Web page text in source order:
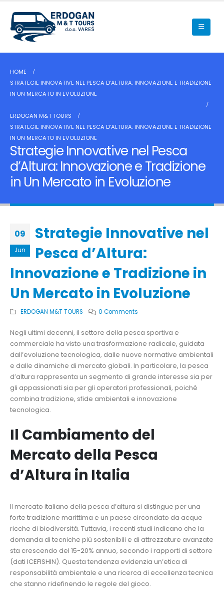
HOME
STRATEGIE INNOVATIVE NEL PESCA D’ALTURA: INNOVAZIONE E TRADIZIONE
IN UN MERCATO IN EVOLUZIONE
ERDOGAN M&T TOURS
STRATEGIE INNOVATIVE NEL PESCA D’ALTURA: INNOVAZIONE E TRADIZIONE
IN UN MERCATO IN EVOLUZIONE
Strategie Innovative nel Pesca
d’Altura: Innovazione e Tradizione
in Un Mercato in Evoluzione
09
Jun
Strategie Innovative nel
Pesca d’Altura:
Innovazione e Tradizione in
Un Mercato in Evoluzione
ERDOGAN M&T TOURS 0 Comments
Negli ultimi decenni, il settore della pesca sportiva e
commerciale ha visto una trasformazione radicale, guidata
dall’evoluzione tecnologica, dalle nuove normative ambientali
e dalle dinamiche di mercato globali. In particolare, la pesca
d’altura rappresenta un segmento di grande interesse sia per
gli appassionati sia per gli operatori professionali, poiché
combina tradizione, sfide ambientali e innovazione
tecnologica.
Il Cambiamento del
Mercato della Pesca
d’Altura in Italia
Il mercato italiano della pesca d’altura si distingue per una
forte tradizione marittima e un paese circondato da acque
ricche di biodiversità. Tuttavia, i recenti studi indicano che la
domanda di tecniche più sostenibili e di attrezzature avanzate
sta crescendo del 15-20% annuo, secondo i rapporti di settore
(dati ICEFISHIN). Questa tendenza evidenzia un’etica di
responsabilità ambientale e una ricerca di eccellenza tecnica
che stanno ridefinendo le regole del gioco.